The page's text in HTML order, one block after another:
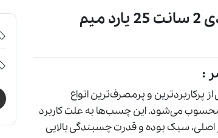
:
و پرمصر‌ف‌ترین انواع
می‌شود. این چسب‌ها به علت کاربرد
اصلی، سبک بوده و قدرت چسبندگی بالایی